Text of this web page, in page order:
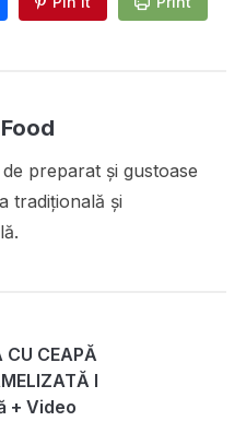
preparat și gustoase
tradițională și
CU CEAPĂ
I
+ Video